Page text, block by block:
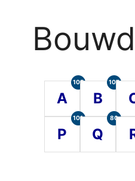
A
105
B
107
P
101
Q
80